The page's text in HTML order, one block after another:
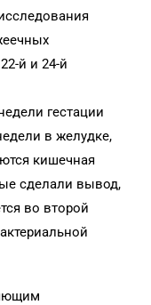
й и 24-й
гестации
в желудке,
кишечная
сделали вывод,
во второй